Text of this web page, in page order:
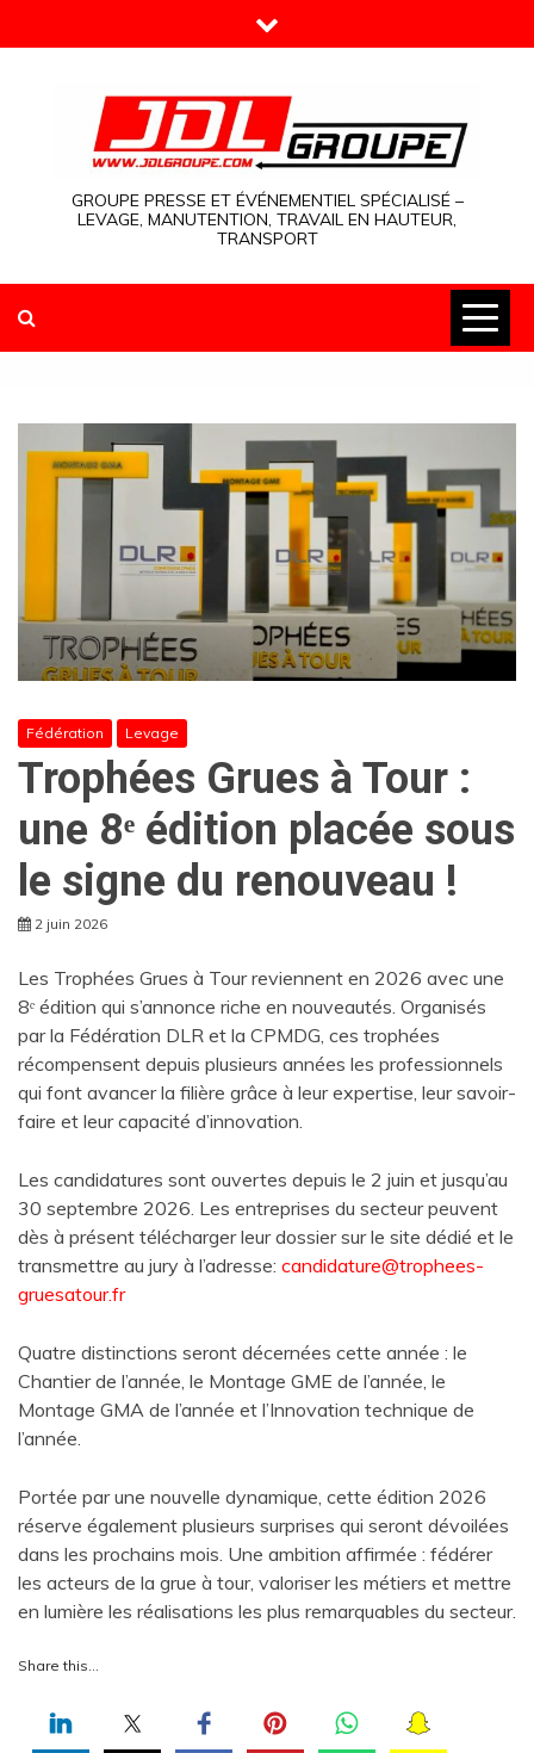
to
GROUPE PRESSE ET ÉVÉNEMENTIEL SPÉCIALISÉ –
LEVAGE, MANUTENTION, TRAVAIL EN HAUTEUR,
TRANSPORT
Fédération Levage
Trophées Grues à Tour :
une 8ᵉ édition placée sous
le signe du renouveau !
2 juin 2026
Les Trophées Grues à Tour reviennent en 2026 avec une
8ᵉ édition qui s’annonce riche en nouveautés. Organisés
par la Fédération DLR et la CPMDG, ces trophées
récompensent depuis plusieurs années les professionnels
qui font avancer la filière grâce à leur expertise, leur savoir-
faire et leur capacité d’innovation.
Les candidatures sont ouvertes depuis le 2 juin et jusqu’au
30 septembre 2026. Les entreprises du secteur peuvent
dès à présent télécharger leur dossier sur le site dédié et le
transmettre au jury à l’adresse: candidature@trophees-
gruesatour.fr
Quatre distinctions seront décernées cette année : le
Chantier de l’année, le Montage GME de l’année, le
Montage GMA de l’année et l’Innovation technique de
l’année.
Portée par une nouvelle dynamique, cette édition 2026
réserve également plusieurs surprises qui seront dévoilées
dans les prochains mois. Une ambition affirmée : fédérer
les acteurs de la grue à tour, valoriser les métiers et mettre
en lumière les réalisations les plus remarquables du secteur.
Share this…